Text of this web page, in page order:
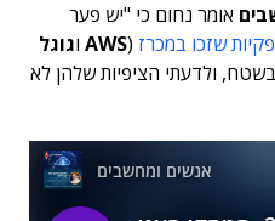
אומר נחום כי "יש פער
שזכו במכרז (
AWS וגוגל
ולדעתי הציפיות שלהן לא